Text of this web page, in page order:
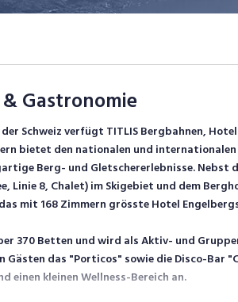
Gastronomie
Schweiz verfügt TITLIS Bergbahnen,
bietet den nationalen und
Berg- und Gletscher­erlebnisse.Nebst
Linie 8, Chalet) im Skigebiet und dem
mit 168 Zimmern grösste Hotel
370 Betten und wird als Aktiv- und
Gästen das "Porticos" sowie die Disco-Bar
einen kleinen Wellness-Bereich an.